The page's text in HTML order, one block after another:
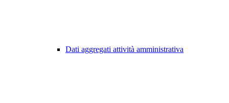
Dati aggregati attività amministrativa